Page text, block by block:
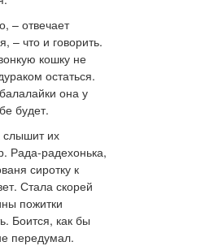
– отвечает
– что и говорить.
кошку не
остаться.
она у
будет.
слышит их
Рада-радехонька,
сиротку к
Стала скорей
пожитки
Боится, как бы
передумал.